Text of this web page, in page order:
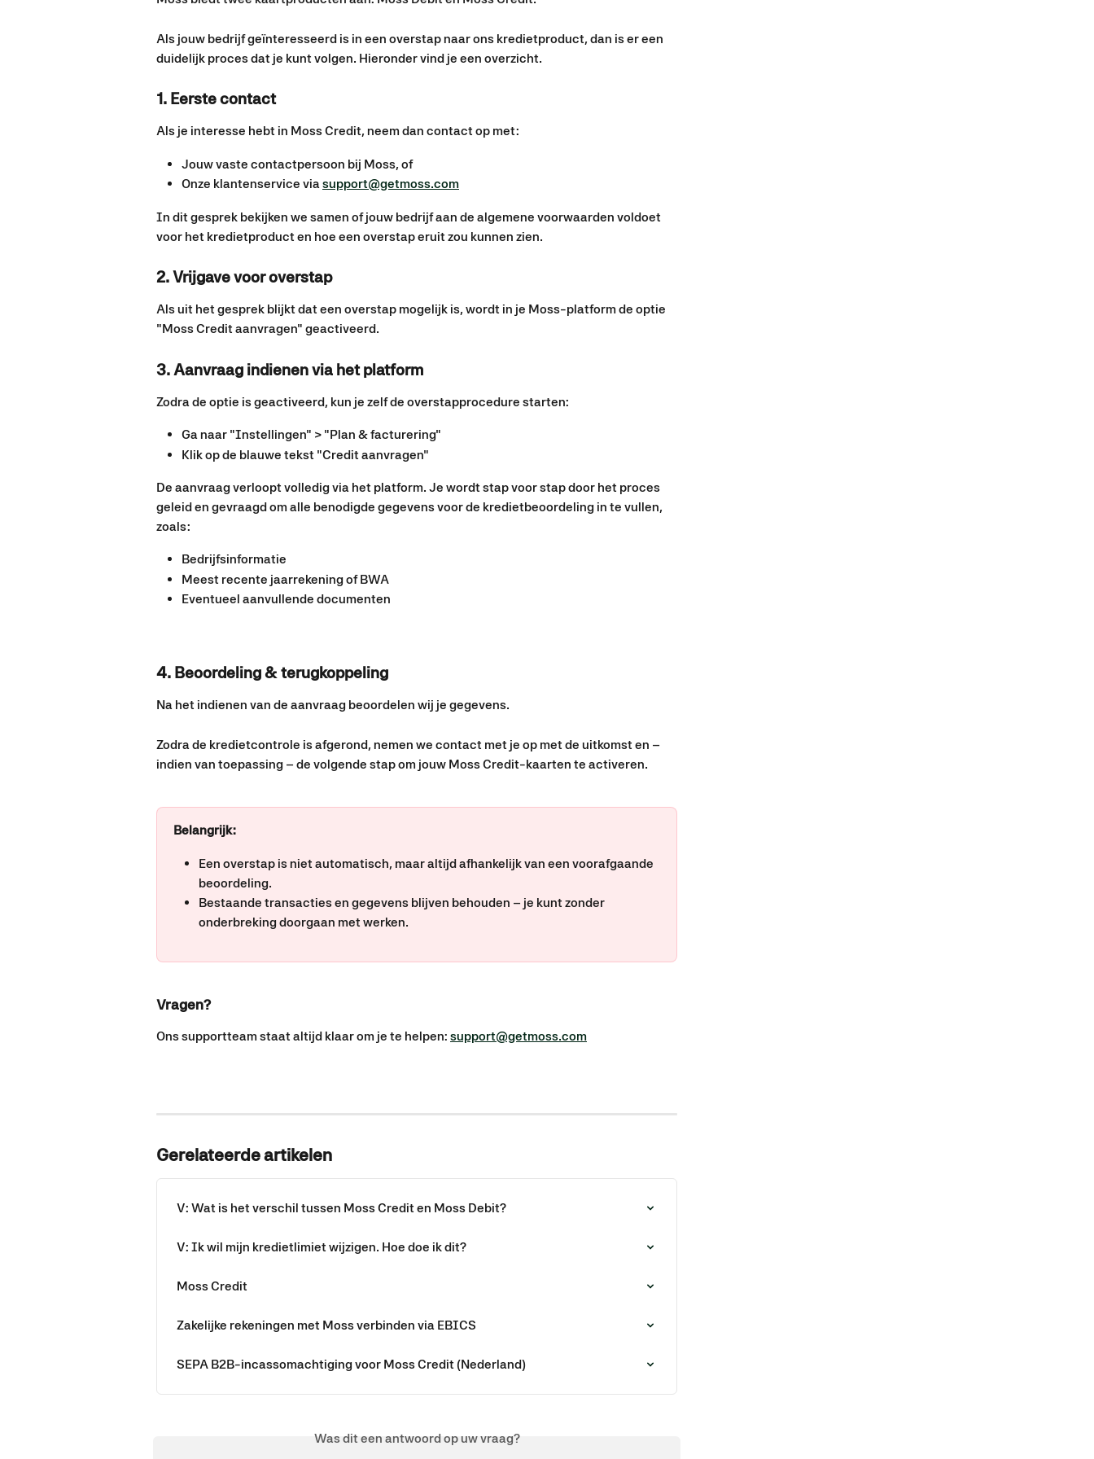
Als jouw bedrijf geïnteresseerd is in een overstap naar ons kredietproduct, dan is er een
duidelijk proces dat je kunt volgen. Hieronder vind je een overzicht.
1. Eerste contact
Als je interesse hebt in Moss Credit, neem dan contact op met:
Jouw vaste contactpersoon bij Moss, of
Onze klantenservice via support@getmoss.com
In dit gesprek bekijken we samen of jouw bedrijf aan de algemene voorwaarden voldoet
voor het kredietproduct en hoe een overstap eruit zou kunnen zien.
2. Vrijgave voor overstap
Als uit het gesprek blijkt dat een overstap mogelijk is, wordt in je Moss-platform de optie
"Moss Credit aanvragen" geactiveerd.
3. Aanvraag indienen via het platform
Zodra de optie is geactiveerd, kun je zelf de overstapprocedure starten:
Ga naar "Instellingen" > "Plan & facturering"
Klik op de blauwe tekst "Credit aanvragen"
De aanvraag verloopt volledig via het platform. Je wordt stap voor stap door het proces
geleid en gevraagd om alle benodigde gegevens voor de kredietbeoordeling in te vullen,
zoals:
Bedrijfsinformatie
Meest recente jaarrekening of BWA
Eventueel aanvullende documenten
4. Beoordeling & terugkoppeling
Na het indienen van de aanvraag beoordelen wij je gegevens.
Zodra de kredietcontrole is afgerond, nemen we contact met je op met de uitkomst en –
indien van toepassing – de volgende stap om jouw Moss Credit-kaarten te activeren.
Belangrijk:
Een overstap is niet automatisch, maar altijd afhankelijk van een voorafgaande
beoordeling.
Bestaande transacties en gegevens blijven behouden – je kunt zonder
onderbreking doorgaan met werken.
Vragen?
Ons supportteam staat altijd klaar om je te helpen: support@getmoss.com
Gerelateerde artikelen
V: Wat is het verschil tussen Moss Credit en Moss Debit?
V: Ik wil mijn kredietlimiet wijzigen. Hoe doe ik dit?
Moss Credit
Zakelijke rekeningen met Moss verbinden via EBICS
SEPA B2B-incassomachtiging voor Moss Credit (Nederland)
Was dit een antwoord op uw vraag?